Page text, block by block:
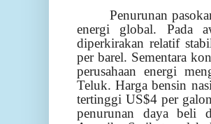
Penurunan
energi global. Pada
diperkirakan relatif
per barel. Sementara
perusahaan energi
Teluk. Harga bensin
tertinggi US$4 per
penurunan daya beli